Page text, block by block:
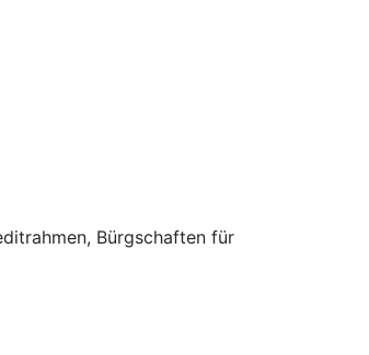
Bürgschaften für